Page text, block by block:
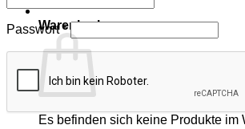
Warenkorb
Es befinden sich keine Produkte im
Passwort*Erforderlich